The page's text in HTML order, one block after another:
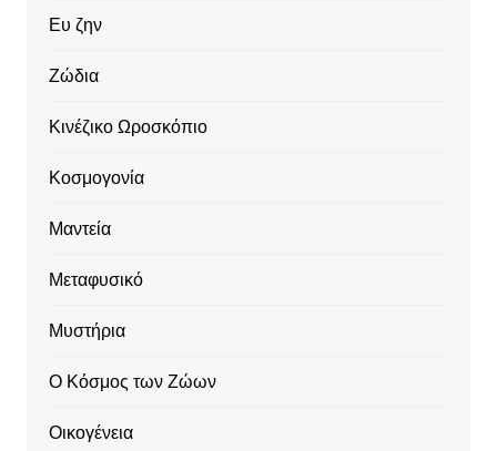
Ευ ζην
Ζώδια
Κινέζικο Ωροσκόπιο
Κοσμογονία
Μαντεία
Μεταφυσικό
Μυστήρια
Ο Κόσμος των Ζώων
Οικογένεια